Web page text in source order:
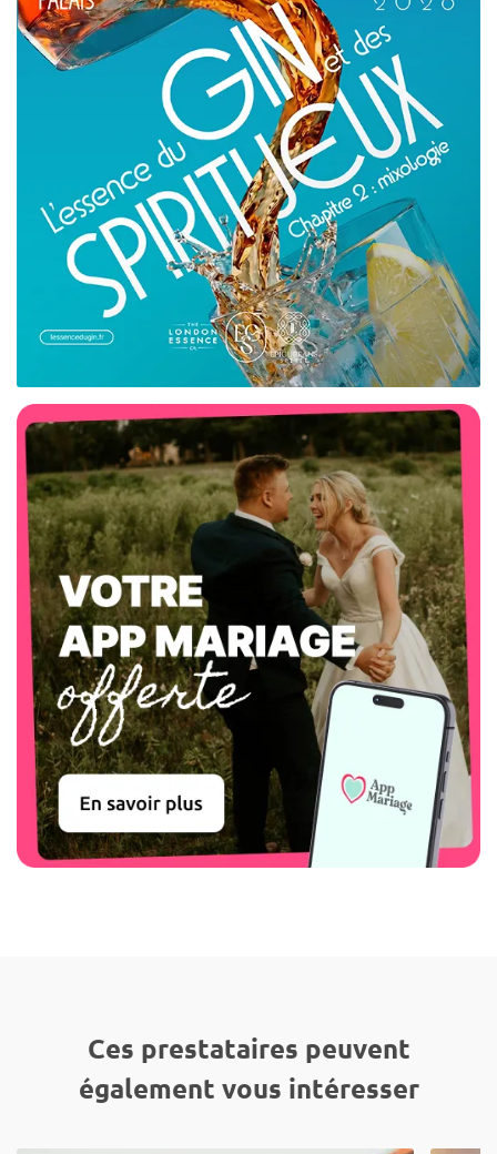
Ces prestataires peuvent
également vous intéresser